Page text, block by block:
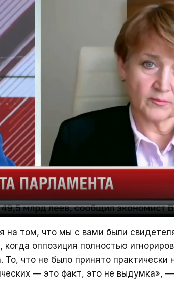
на том, что мы с вами были
оппозиция полностью
что не было принято практически
— это факт, это не выдумка»,